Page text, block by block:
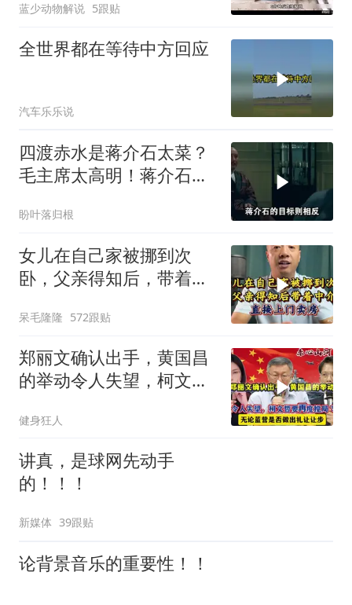
蓝少动物解说 5跟贴
全世界都在等待中方回应
汽车乐乐说
四渡赤水是蒋介石太菜？
毛主席太高明！蒋介石日
盼叶落归根
女儿在自己家被挪到次
卧，父亲得知后，带着中
呆毛隆隆 572跟贴
郑丽文确认出手，黄国昌
的举动令人失望，柯文哲
健身狂人
讲真，是球网先动手
的！！！
新媒体 39跟贴
论背景音乐的重要性！！